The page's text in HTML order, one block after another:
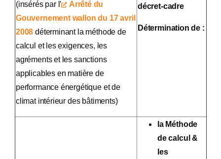
(insérés par l'
Arrêté du
Gouvernement wallon du 17 avril
2008 déterminant la méthode de
calcul et les exigences, les
agréments et les sanctions
applicables en matière de
performance énergétique et de
climat intérieur des bâtiments)
décret-cadre
Détermination de :
la Méthode
de calcul &
les